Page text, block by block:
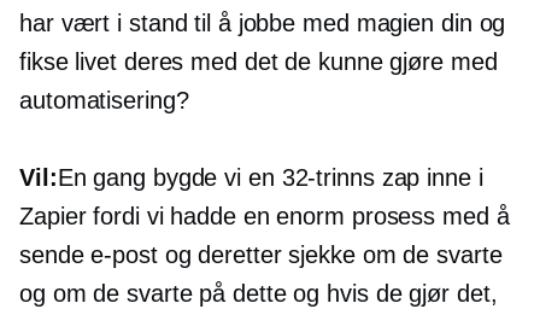
har vært i stand til å jobbe med magien din og
fikse livet deres med det de kunne gjøre med
automatisering?
Vil:En gang bygde vi en 32-trinnszap inne i
Zapier fordi vi hadde en enorm prosess med å
sende e-post og deretter sjekke om de svarte
og om de svarte på dette og hvis de gjør det,